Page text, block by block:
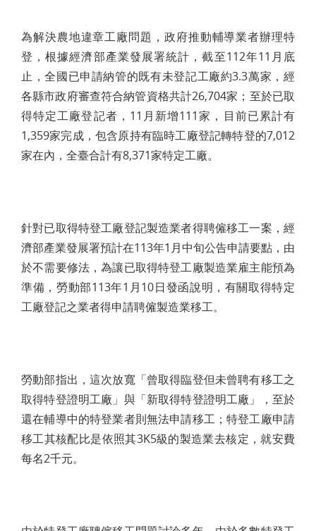
為解決農地違章工廠問題，政府推動輔導業者辦理特
登，根據經濟部產業發展署統計，截至112年11月底
止，全國已申請納管的既有未登記工廠約3.3萬家，經
各縣市政府審查符合納管資格共計26,704家；至於已取
得特定工廠登記者，11月新增111家，目前已累計有
1,359家完成，包含原持有臨時工廠登記轉特登的7,012
家在內，全臺合計有8,371家特定工廠。
針對已取得特登工廠登記製造業者得聘僱移工一案，經
濟部產業發展署預計在113年1月中旬公告申請要點，由
於不需要修法，為讓已取得特登工廠製造業雇主能預為
準備，勞動部113年1月10日發函說明，有關取得特定
工廠登記之業者得申請聘僱製造業移工。
勞動部指出，這次放寬「曾取得臨登但未曾聘有移工之
取得特登證明工廠」與「新取得特登證明工廠」，至於
還在輔導中的特登業者則無法申請移工；特登工廠申請
移工其核配比是依照其3K5級的製造業去核定，就安費
每名2千元。